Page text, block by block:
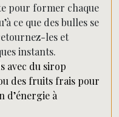
pour former chaque
ce que des bulles se
les et
instants.
avec du sirop
des fruits frais pour
d’énergie à